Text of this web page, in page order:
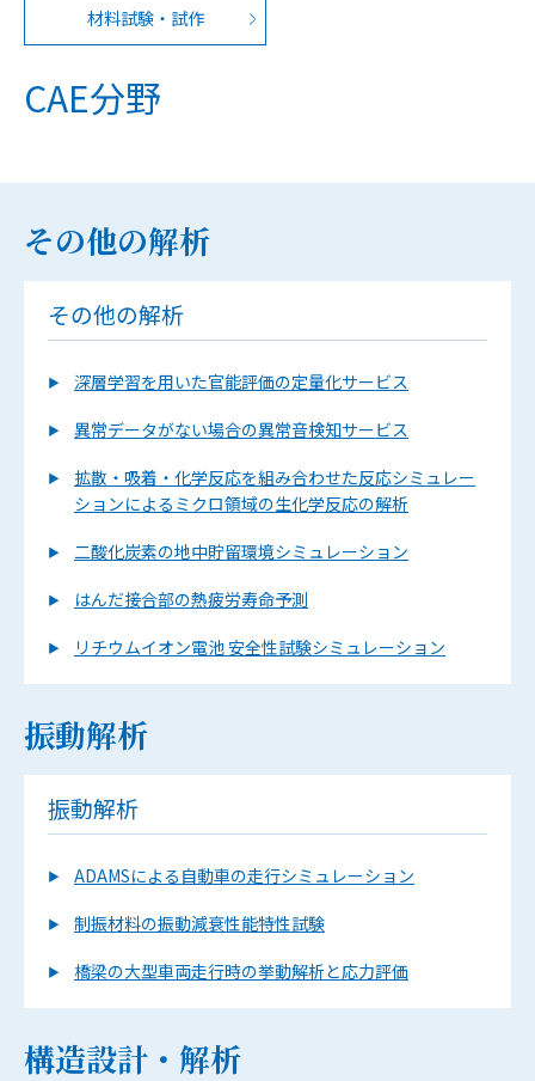
材料試験・試作
CAE分野
その他の解析
その他の解析
深層学習を用いた官能評価の定量化サービス
異常データがない場合の異常音検知サービス
拡散・吸着・化学反応を組み合わせた反応シミュレー
ションによるミクロ領域の生化学反応の解析
二酸化炭素の地中貯留環境シミュレーション
はんだ接合部の熱疲労寿命予測
リチウムイオン電池 安全性試験シミュレーション
振動解析
振動解析
ADAMSによる自動車の走行シミュレーション
制振材料の振動減衰性能特性試験
橋梁の大型車両走行時の挙動解析と応力評価
構造設計・解析